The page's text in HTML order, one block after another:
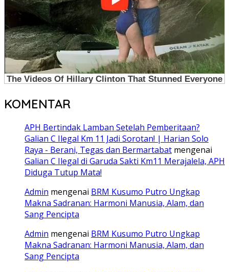
KOMENTAR
APH Bertindak Lamban Setelah Pemberitaan?
Galian C Ilegal Km 11 Jadi Sorotan! | Harian Solo
Raya - Berani, Tegas dan Bermartabat mengenai
Galian C Ilegal di Garuda Sakti Km11 Merajalela, APH
Diduga Tutup Mata!
Admin mengenai BRM Kusumo Putro Ungkap
Makna Sadranan: Harmoni Manusia, Alam, dan
Sang Pencipta
Admin mengenai BRM Kusumo Putro Ungkap
Makna Sadranan: Harmoni Manusia, Alam, dan
Sang Pencipta